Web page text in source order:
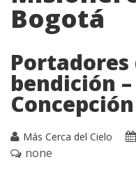
Bogotá
Portadores
bendición –
Concepción
Más Cerca del Cielo
none